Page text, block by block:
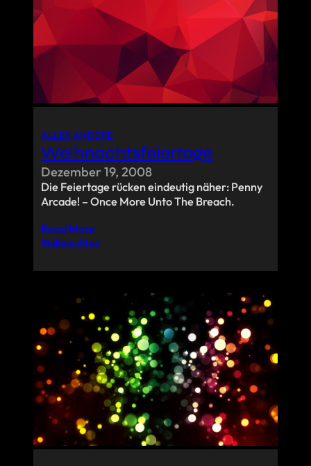
ALLES ANDERE
Weihnachtsfeiertage
Dezember 19, 2008
Die Feiertage rücken eindeutig näher: Penny
Arcade! – Once More Unto The Breach.
Read More
Weihnachten